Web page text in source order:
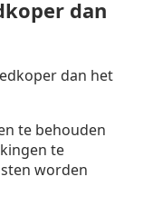
dan
dan het
te behouden
te
worden